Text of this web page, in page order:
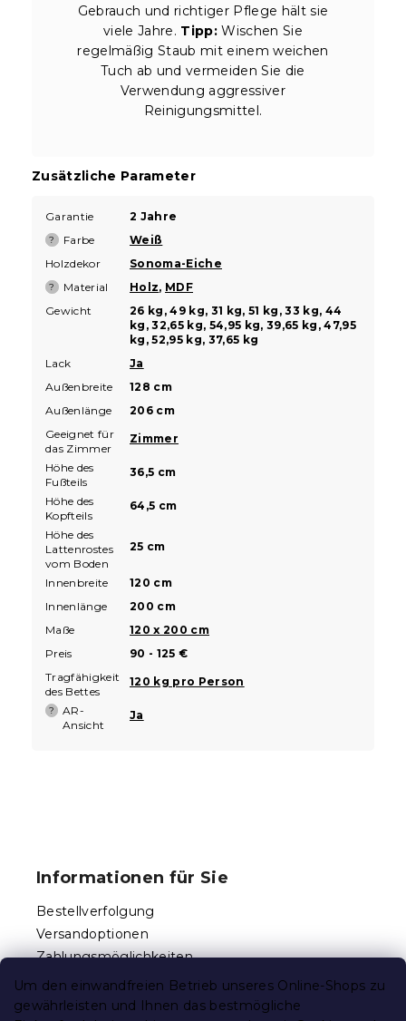
Um den einwandfreien Betrieb unseres Online-Shops zu
gewährleisten und Ihnen das bestmögliche
Gebrauch und richtiger Pflege hält sie
viele Jahre. Tipp: Wischen Sie
regelmäßig Staub mit einem weichen
Tuch ab und vermeiden Sie die
Verwendung aggressiver
Reinigungsmittel.
Zusätzliche Parameter
Garantie 2 Jahre
? Farbe
Weiß
Holzdekor
Sonoma-Eiche
? Material Holz, MDF
Gewicht
26 kg, 49 kg, 31 kg, 51 kg, 33 kg, 44
kg, 32,65 kg, 54,95 kg, 39,65 kg, 47,95
kg, 52,95 kg, 37,65 kg
Lack
Ja
Außenbreite
128 cm
Außenlänge
206 cm
Geeignet für
das Zimmer
Zimmer
Höhe des
Fußteils
36,5 cm
Höhe des
Kopfteils
64,5 cm
Höhe des
Lattenrostes
vom Boden
25 cm
Innenbreite
120 cm
Innenlänge
200 cm
Maße
120 x 200 cm
Preis
90 - 125 €
Tragfähigkeit
des Bettes
120 kg pro Person
?
AR-
Ansicht
Ja
e
Informationen für Sie
Bestellverfolgung
Versandoptionen
Zahlungsmöglichkeiten
Reklamationen und Rücksendungen
Kontakt